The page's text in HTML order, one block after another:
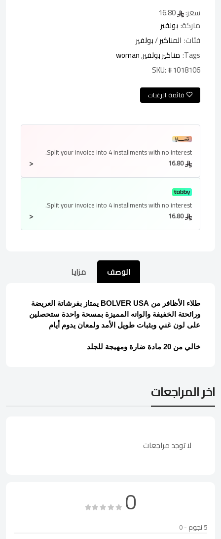
سعر:
ماركة: بولفير
فئات: المناكير/بولفير
Tags: مناكير بولفير,
woman
SKU:#1018106
قائمة الرغبات
Split your invoice into 4 installmentswith no interest.
< 16.80
Split your invoice into 4 installmentswith no interest.
< 16.80
الوصف مزايا
طلاء الأظافر من BOLVER USA يمتاز بفرشاتة العريضة
ورائحتة الخفيفة والوانه المميزة بمسحة واحدة ستحصلين
على لون غني وبثبات طويل الأمد ولمعان يدوم أيام
خالي من 20 مادة ضارة ومهيجة للجلد
اخر المراجعات
لا توجد مراجعات
0
5 نجوم - 0